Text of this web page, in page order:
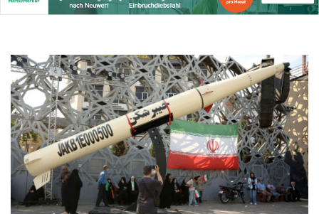
142.639766
BHD 0.434545
BMD 1.155398
BND 1.47658
BOB 13.695177
BRL 5.874733
BSD 1.152289
BTN
109.648538
BWP
15.553455
BYN 3.431177